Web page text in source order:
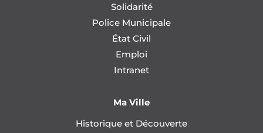
Solidarité
Police Municipale
État Civil
Emploi
Intranet
Ma Ville
Historique et Découverte